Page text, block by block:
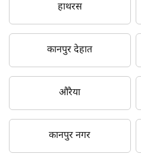
हाथरस
कानपुर देहात
औरैया
कानपुर नगर